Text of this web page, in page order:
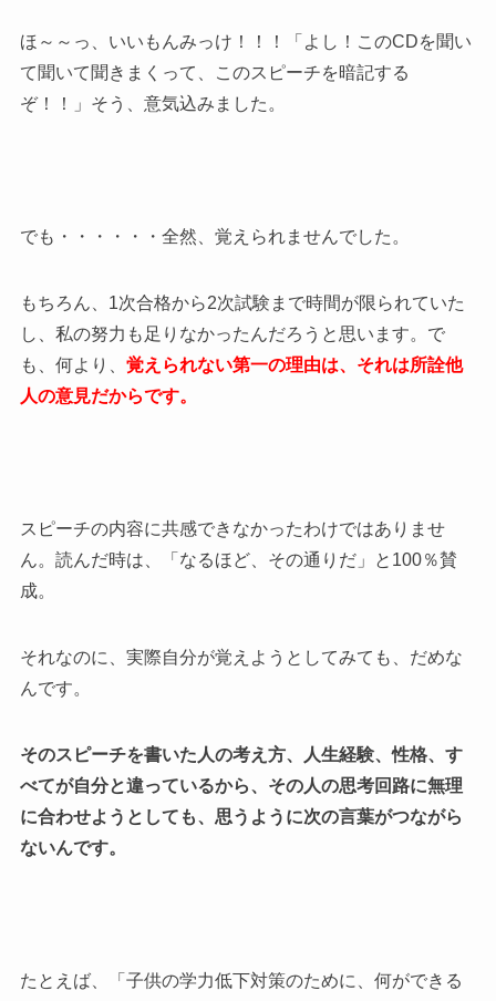
ほ～～っ、いいもんみっけ！！！「よし！このCDを聞い
て聞いて聞きまくって、このスピーチを暗記する
ぞ！！」そう、意気込みました。
でも・・・・・・全然、覚えられませんでした。
もちろん、1次合格から2次試験まで時間が限られていた
し、私の努力も足りなかったんだろうと思います。で
も、何より、 覚えられない第一の理由は、それは所詮他
人の意見だからです。
スピーチの内容に共感できなかったわけではありませ
ん。読んだ時は、「なるほど、その通りだ」と100％賛
成。
それなのに、実際自分が覚えようとしてみても、だめな
んです。
そのスピーチを書いた人の考え方、人生経験、性格、す
べてが自分と違っているから、その人の思考回路に無理
に合わせようとしても、思うように次の言葉がつながら
ないんです。
たとえば、「子供の学力低下対策のために、何ができる